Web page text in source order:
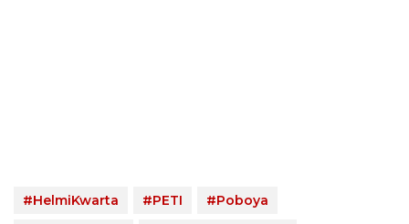
#HelmiKwarta #PETI
#Poboya